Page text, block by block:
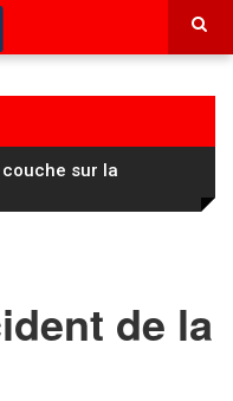
sur la
de la